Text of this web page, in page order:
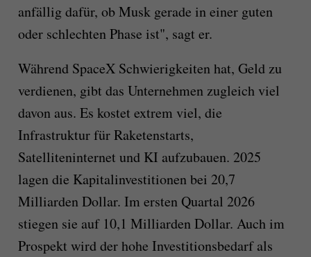
anfällig dafür, ob Musk gerade in einer guten
oder schlechten Phase ist", sagt er.
Während SpaceX Schwierigkeiten hat, Geld zu
verdienen, gibt das Unternehmen zugleich viel
davon aus. Es kostet extrem viel, die
Infrastruktur für Raketenstarts,
Satelliteninternet und KI aufzubauen. 2025
lagen die Kapitalinvestitionen bei 20,7
Milliarden Dollar. Im ersten Quartal 2026
stiegen sie auf 10,1 Milliarden Dollar. Auch im
Prospekt wird der hohe Investitionsbedarf als